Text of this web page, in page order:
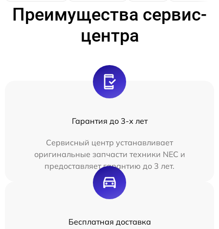
Преимущества сервис-
центра
Гарантия до 3-х лет
Сервисный центр устанавливает
оригинальные запчасти техники NEC и
предоставляет гарантию до 3 лет.
Бесплатная доставка